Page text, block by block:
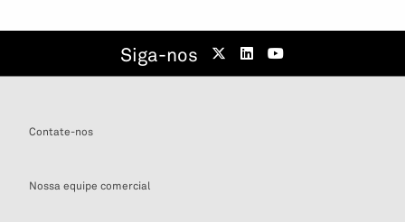
Siga-nos
Contate-nos
Nossa equipe comercial